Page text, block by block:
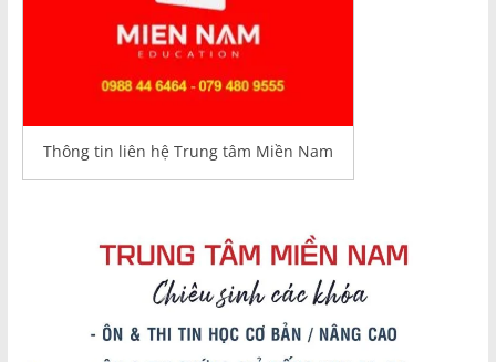
Thông tin liên hệ Trung tâm Miền Nam